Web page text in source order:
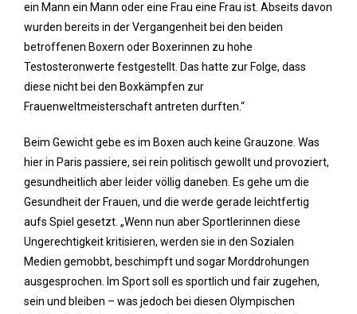
ein Mann ein Mann oder eine Frau eine Frau ist. Abseits davon
wurden bereits in der Vergangenheit bei den beiden
betroffenen Boxern oder Boxerinnen zu hohe
Testosteronwerte festgestellt. Das hatte zur Folge, dass
diese nicht bei den Boxkämpfen zur
Frauenweltmeisterschaft antreten durften.“
Beim Gewicht gebe es im Boxen auch keine Grauzone. Was
hier in Paris passiere, sei rein politisch gewollt und provoziert,
gesundheitlich aber leider völlig daneben. Es gehe um die
Gesundheit der Frauen, und die werde gerade leichtfertig
aufs Spiel gesetzt. „Wenn nun aber Sportlerinnen diese
Ungerechtigkeit kritisieren, werden sie in den Sozialen
Medien gemobbt, beschimpft und sogar Morddrohungen
ausgesprochen. Im Sport soll es sportlich und fair zugehen,
sein und bleiben – was jedoch bei diesen Olympischen